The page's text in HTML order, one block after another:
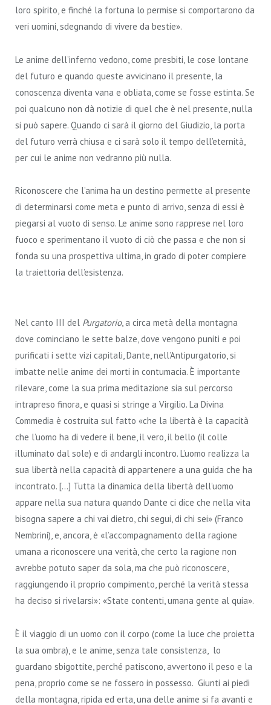
loro spirito, e finché la fortuna lo permise si comportarono da
veri uomini, sdegnando di vivere da bestie».
Le anime dell’inferno vedono, come presbiti, le cose lontane
del futuro e quando queste avvicinano il presente, la
conoscenza diventa vana e obliata, come se fosse estinta. Se
poi qualcuno non dà notizie di quel che è nel presente, nulla
si può sapere. Quando ci sarà il giorno del Giudizio, la porta
del futuro verrà chiusa e ci sarà solo il tempo dell’eternità,
per cui le anime non vedranno più nulla.
Riconoscere che l’anima ha un destino permette al presente
di determinarsi come meta e punto di arrivo, senza di essi è
piegarsi al vuoto di senso. Le anime sono rapprese nel loro
fuoco e sperimentano il vuoto di ciò che passa e che non si
fonda su una prospettiva ultima, in grado di poter compiere
la traiettoria dell’esistenza.
Nel canto III del Purgatorio, a circa metà della montagna
dove cominciano le sette balze, dove vengono puniti e poi
purificati i sette vizi capitali, Dante, nell’Antipurgatorio, si
imbatte nelle anime dei morti in contumacia. È importante
rilevare, come la sua prima meditazione sia sul percorso
intrapreso finora, e quasi si stringe a Virgilio. La Divina
Commedia è costruita sul fatto «che la libertà è la capacità
che l’uomo ha di vedere il bene, il vero, il bello (il colle
illuminato dal sole) e di andargli incontro. L’uomo realizza la
sua libertà nella capacità di appartenere a una guida che ha
incontrato. […] Tutta la dinamica della libertà dell’uomo
appare nella sua natura quando Dante ci dice che nella vita
bisogna sapere a chi vai dietro, chi segui, di chi sei» (Franco
Nembrini), e, ancora, è «l’accompagnamento della ragione
umana a riconoscere una verità, che certo la ragione non
avrebbe potuto saper da sola, ma che può riconoscere,
raggiungendo il proprio compimento, perché la verità stessa
ha deciso si rivelarsi»: «State contenti, umana gente al quia».
È il viaggio di un uomo con il corpo (come la luce che proietta
la sua ombra), e le anime, senza tale consistenza, lo
guardano sbigottite, perché patiscono, avvertono il peso e la
pena, proprio come se ne fossero in possesso. Giunti ai piedi
della montagna, ripida ed erta, una delle anime si fa avanti e